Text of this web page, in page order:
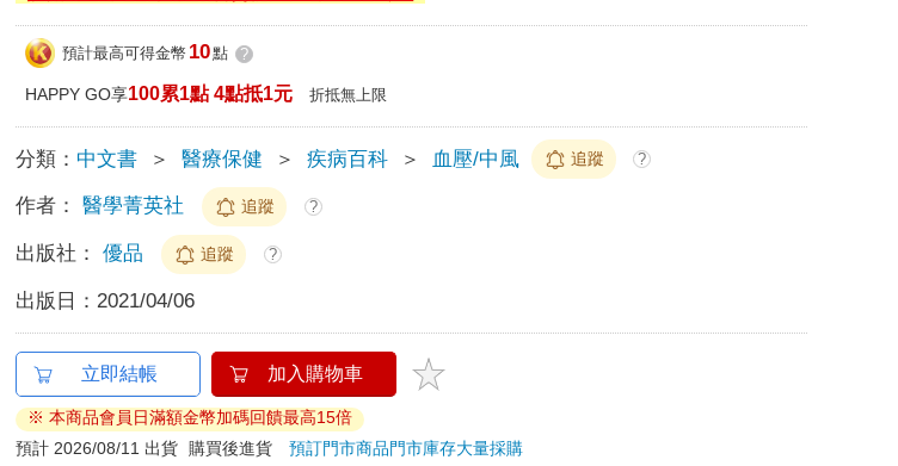
預計最高可得金幣 10點 ?
HAPPY GO享100累1點 4點抵1元 折抵無上限
分類： 中文書 ＞ 醫療保健 ＞ 疾病百科 ＞ 血壓/中風 追蹤 ?
作者： 醫學菁英社 追蹤 ?
出版社： 優品 追蹤 ?
出版日： 2021/04/06
立即結帳 加入購物車
※ 本商品會員日滿額金幣加碼回饋最高15倍
預計 2026/08/11 出貨
購買後進貨預訂門市商品門市庫存大量採購